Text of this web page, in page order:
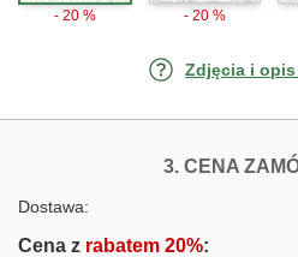
- 20 % - 20 %
Zdjęcia i opis
3. CENA
Dostawa:
Cena z rabatem 20%: